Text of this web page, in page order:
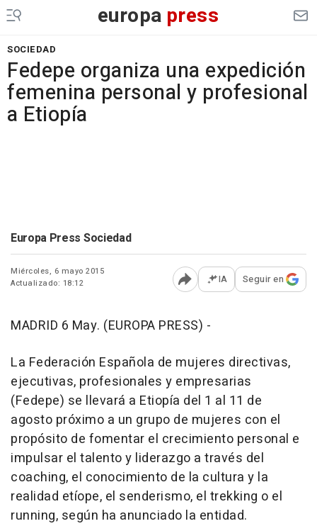
europa press
SOCIEDAD
Fedepe organiza una expedición
femenina personal y profesional
a Etiopía
Europa Press Sociedad
Miércoles, 6 mayo 2015
Actualizado: 18:12
Abrir opciones para
IA Seguir en
MADRID 6 May. (EUROPA PRESS) -
La Federación Española de mujeres directivas,
ejecutivas, profesionales y empresarias
(Fedepe) se llevará a Etiopía del 1 al 11 de
agosto próximo a un grupo de mujeres con el
propósito de fomentar el crecimiento personal e
impulsar el talento y liderazgo a través del
coaching, el conocimiento de la cultura y la
realidad etíope, el senderismo, el trekking o el
running, según ha anunciado la entidad.